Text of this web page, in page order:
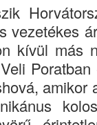
vezetékes
kívül más
amikor